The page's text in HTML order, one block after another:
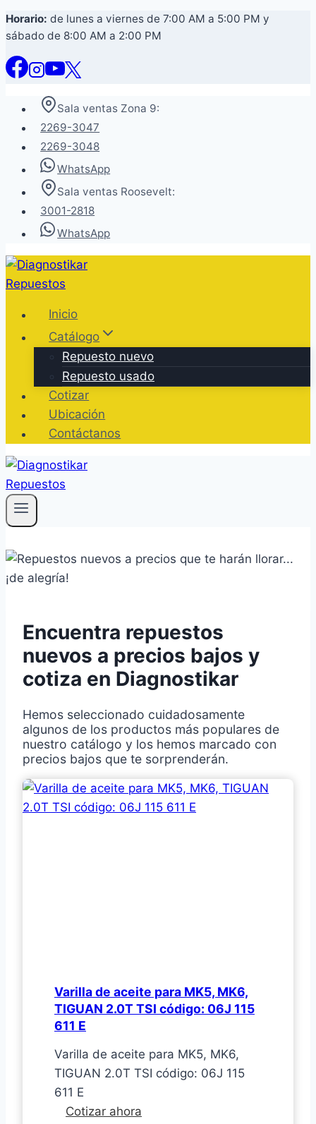
Saltar
al
contenido
Horario: de lunes a viernes de 7:00 AM a 5:00 PM y
sábado de 8:00 AM a 2:00 PM
Sala ventas Zona 9:
2269-3047
2269-3048
WhatsApp
Sala ventas Roosevelt:
3001-2818
WhatsApp
Inicio
Catálogo
Repuesto nuevo
Repuesto usado
Cotizar
Ubicación
Contáctanos
Encuentra repuestos
nuevos a precios bajos y
cotiza en Diagnostikar
Hemos seleccionado cuidadosamente
algunos de los productos más populares de
nuestro catálogo y los hemos marcado con
precios bajos que te sorprenderán.
Varilla de aceite para MK5, MK6,
TIGUAN 2.0T TSI código: 06J 115
611 E
Varilla de aceite para MK5, MK6,
TIGUAN 2.0T TSI código: 06J 115
611 E
Cotizar ahora